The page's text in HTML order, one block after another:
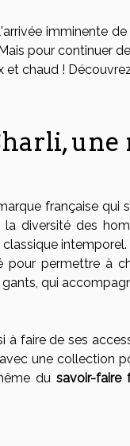
imminente
pour continuer
et chaud !
une
française qui
la diversité des
intemporel.
pour permettre à
qui
à faire de ses
avec une collection
dusavoir-faire